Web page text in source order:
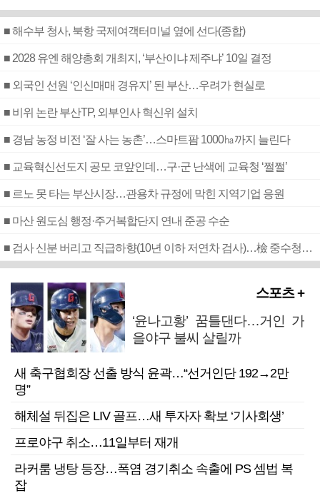
■ 해수부 청사, 북항 국제여객터미널 옆에 선다(종합)
■ 2028 유엔 해양총회 개최지, ‘부산이냐 제주냐’ 10일 결정
■ 외국인 선원 ‘인신매매 경유지’ 된 부산…우려가 현실로
■ 비위 논란 부산TP, 외부인사 혁신위 설치
■ 경남 농정 비전 ‘잘 사는 농촌’…스마트팜 1000㏊까지 늘린다
■ 교육혁신선도지 공모 코앞인데…구·군 난색에 교육청 ‘쩔쩔’
■ 르노 못 타는 부산시장…관용차 규정에 막힌 지역기업 응원
■ 마산 원도심 행정·주거복합단지 연내 준공 수순
■ 검사 신분 버리고 직급하향(10년 이하 저연차 검사)…檢 중수청행 기피
스포츠 +
‘윤나고황’ 꿈틀댄다…거인 가
을야구 불씨 살릴까
새 축구협회장 선출 방식 윤곽…“선거인단 192→2만
명”
해체설 뒤집은 LIV 골프…새 투자자 확보 ‘기사회생’
프로야구 취소…11일부터 재개
라커룸 냉탕 등장…폭염 경기취소 속출에 PS 셈법 복
잡